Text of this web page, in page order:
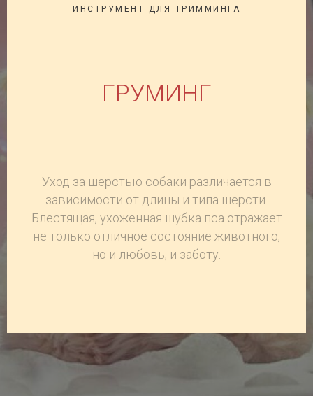
ИНСТРУМЕНТ ДЛЯ ТРИММИНГА
ГРУМИНГ
Уход за шерстью собаки различается в
зависимости от длины и типа шерсти.
Блестящая, ухоженная шубка пса отражает
не только отличное состояние животного,
но и любовь, и заботу.